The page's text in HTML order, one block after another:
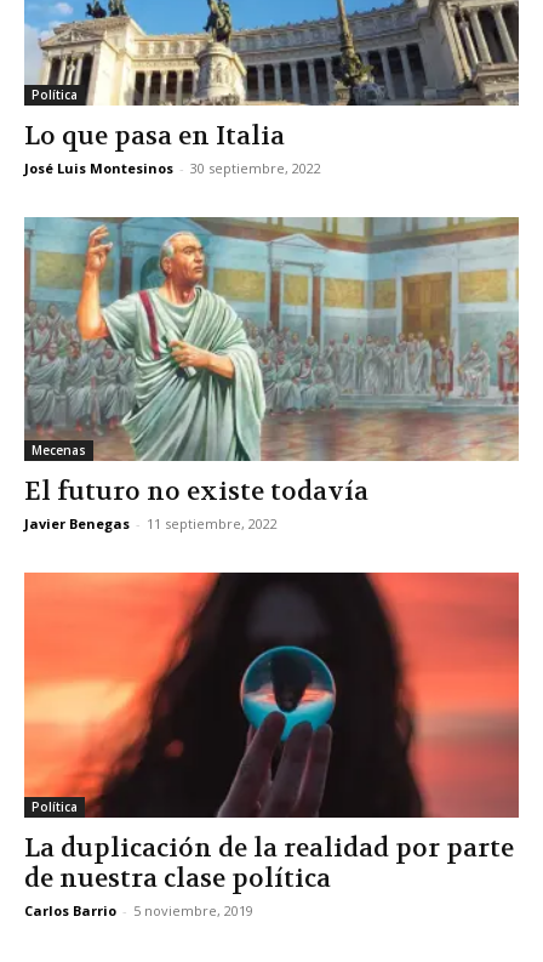
Política
Lo que pasa en Italia
José Luis Montesinos - 30 septiembre, 2022
Mecenas
El futuro no existe todavía
Javier Benegas - 11 septiembre, 2022
Política
La duplicación de la realidad por parte
de nuestra clase política
Carlos Barrio - 5 noviembre, 2019